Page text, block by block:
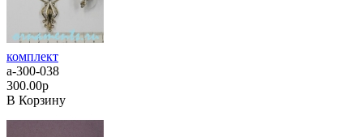
комплект
а-300-038
300.00р
В Корзину